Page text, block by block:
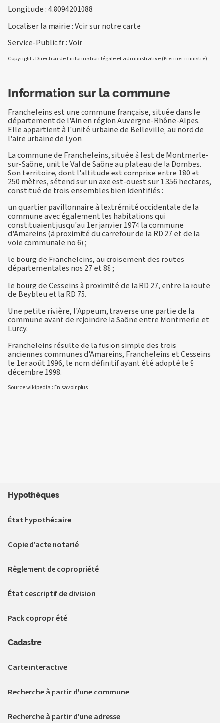
Longitude : 4.8094201088
Localiser la mairie :Voir sur notre carte
Service-Public.fr :Voir
Copyright : Direction de l'information légale et administrative (Premier ministre)
Information sur la commune
Francheleins est une commune française, située dans le
département de l'Ain en région Auvergne-Rhône-Alpes.
Elle appartient à l'unité urbaine de Belleville, au nord de
l'aire urbaine de Lyon.
La commune de Francheleins, située à lest de Montmerle-
sur-Saône, unit le Val de Saône au plateau de la Dombes.
Son territoire, dont l'altitude est comprise entre 180 et
250 mètres, sétend sur un axe est-ouest sur 1 356 hectares,
constitué de trois ensembles bien identifiés :
un quartier pavillonnaire à lextrémité occidentale de la
commune avec également les habitations qui
constituaient jusqu'au 1er janvier 1974 la commune
d'Amareins (à proximité du carrefour de la RD 27 et de la
voie communale no 6) ;
le bourg de Francheleins, au croisement des routes
départementales nos 27 et 88 ;
le bourg de Cesseins à proximité de la RD 27, entre la route
de Beybleu et la RD 75.
Une petite rivière, l'Appeum, traverse une partie de la
commune avant de rejoindre la Saône entre Montmerle et
Lurcy.
Francheleins résulte de la fusion simple des trois
anciennes communes d'Amareins, Francheleins et Cesseins
le 1er août 1996, le nom définitif ayant été adopté le 9
décembre 1998.
Source wikipedia : En savoir plus
Hypothèques
État hypothécaire
Copie d’acte notarié
Règlement de copropriété
État descriptif de division
Pack copropriété
Cadastre
Carte interactive
Recherche à partir d'une commune
Recherche à partir d'une adresse